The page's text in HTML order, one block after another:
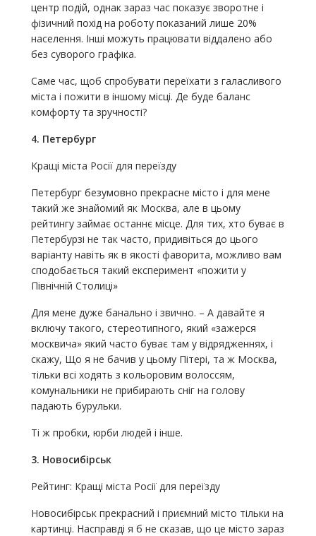
центр подій, однак зараз час показує зворотне і
фізичний похід на роботу показаний лише 20%
населення. Інші можуть працювати віддалено або
без суворого графіка.
Саме час, щоб спробувати переїхати з галасливого
міста і пожити в іншому місці. Де буде баланс
комфорту та зручності?
4. Петербург
Кращі міста Росії для переїзду
Петербург безумовно прекрасне місто і для мене
такий же знайомий як Москва, але в цьому
рейтингу займає останнє місце. Для тих, хто буває в
Петербурзі не так часто, придивіться до цього
варіанту навіть як в якості фаворита, можливо вам
сподобається такий експеримент «пожити у
Північній Столиці»
Для мене дуже банально і звично. – А давайте я
включу такого, стереотипного, який «зажерся
москвича» який часто буває там у відрядженнях, і
скажу, Що я не бачив у цьому Пітері, та ж Москва,
тільки всі ходять з кольоровим волоссям,
комунальники не прибирають сніг на голову
падають бурульки.
Ті ж пробки, юрби людей і інше.
3. Новосибірськ
Рейтинг: Кращі міста Росії для переїзду
Новосибірськ прекрасний і приємний місто тільки на
картинці. Насправді я б не сказав, що це місто зараз